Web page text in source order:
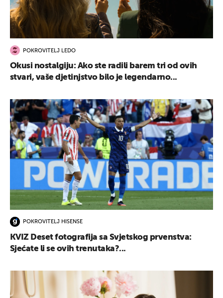
POKROVITELJ LEDO
Okusi nostalgiju: Ako ste radili barem tri od ovih
stvari, vaše djetinjstvo bilo je legendarno...
POKROVITELJ HISENSE
KVIZ Deset fotografija sa Svjetskog prvenstva:
Sjećate li se ovih trenutaka?...